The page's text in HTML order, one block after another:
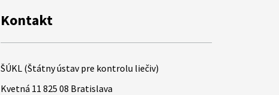
Kontakt
ŠÚKL (Štátny ústav pre kontrolu liečiv)
Kvetná 11 825 08 Bratislava